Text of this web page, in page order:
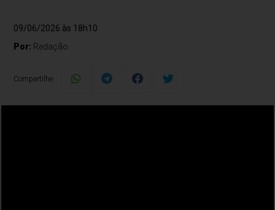
09/06/2026 às 18h10
Por: Redação
Compartilhe: